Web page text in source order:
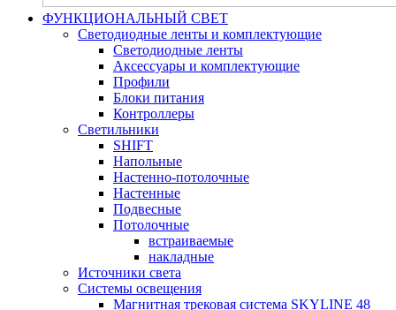
ФУНКЦИОНАЛЬНЫЙ СВЕТ
Светодиодные ленты и комплектующие
Светодиодные ленты
Аксессуары и комплектующие
Профили
Блоки питания
Контроллеры
Светильники
SHIFT
Напольные
Настенно-потолочные
Настенные
Подвесные
Потолочные
встраиваемые
накладные
Источники света
Системы освещения
Магнитная трековая система SKYLINE 48